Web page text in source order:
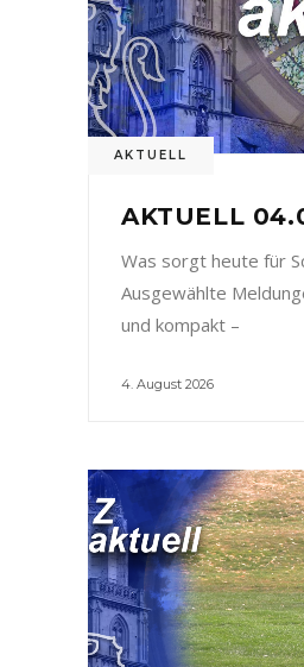
AKTUELL
AKTUELL
Was sorgt heute für
Ausgewählte
und kompakt –
4. August 2026